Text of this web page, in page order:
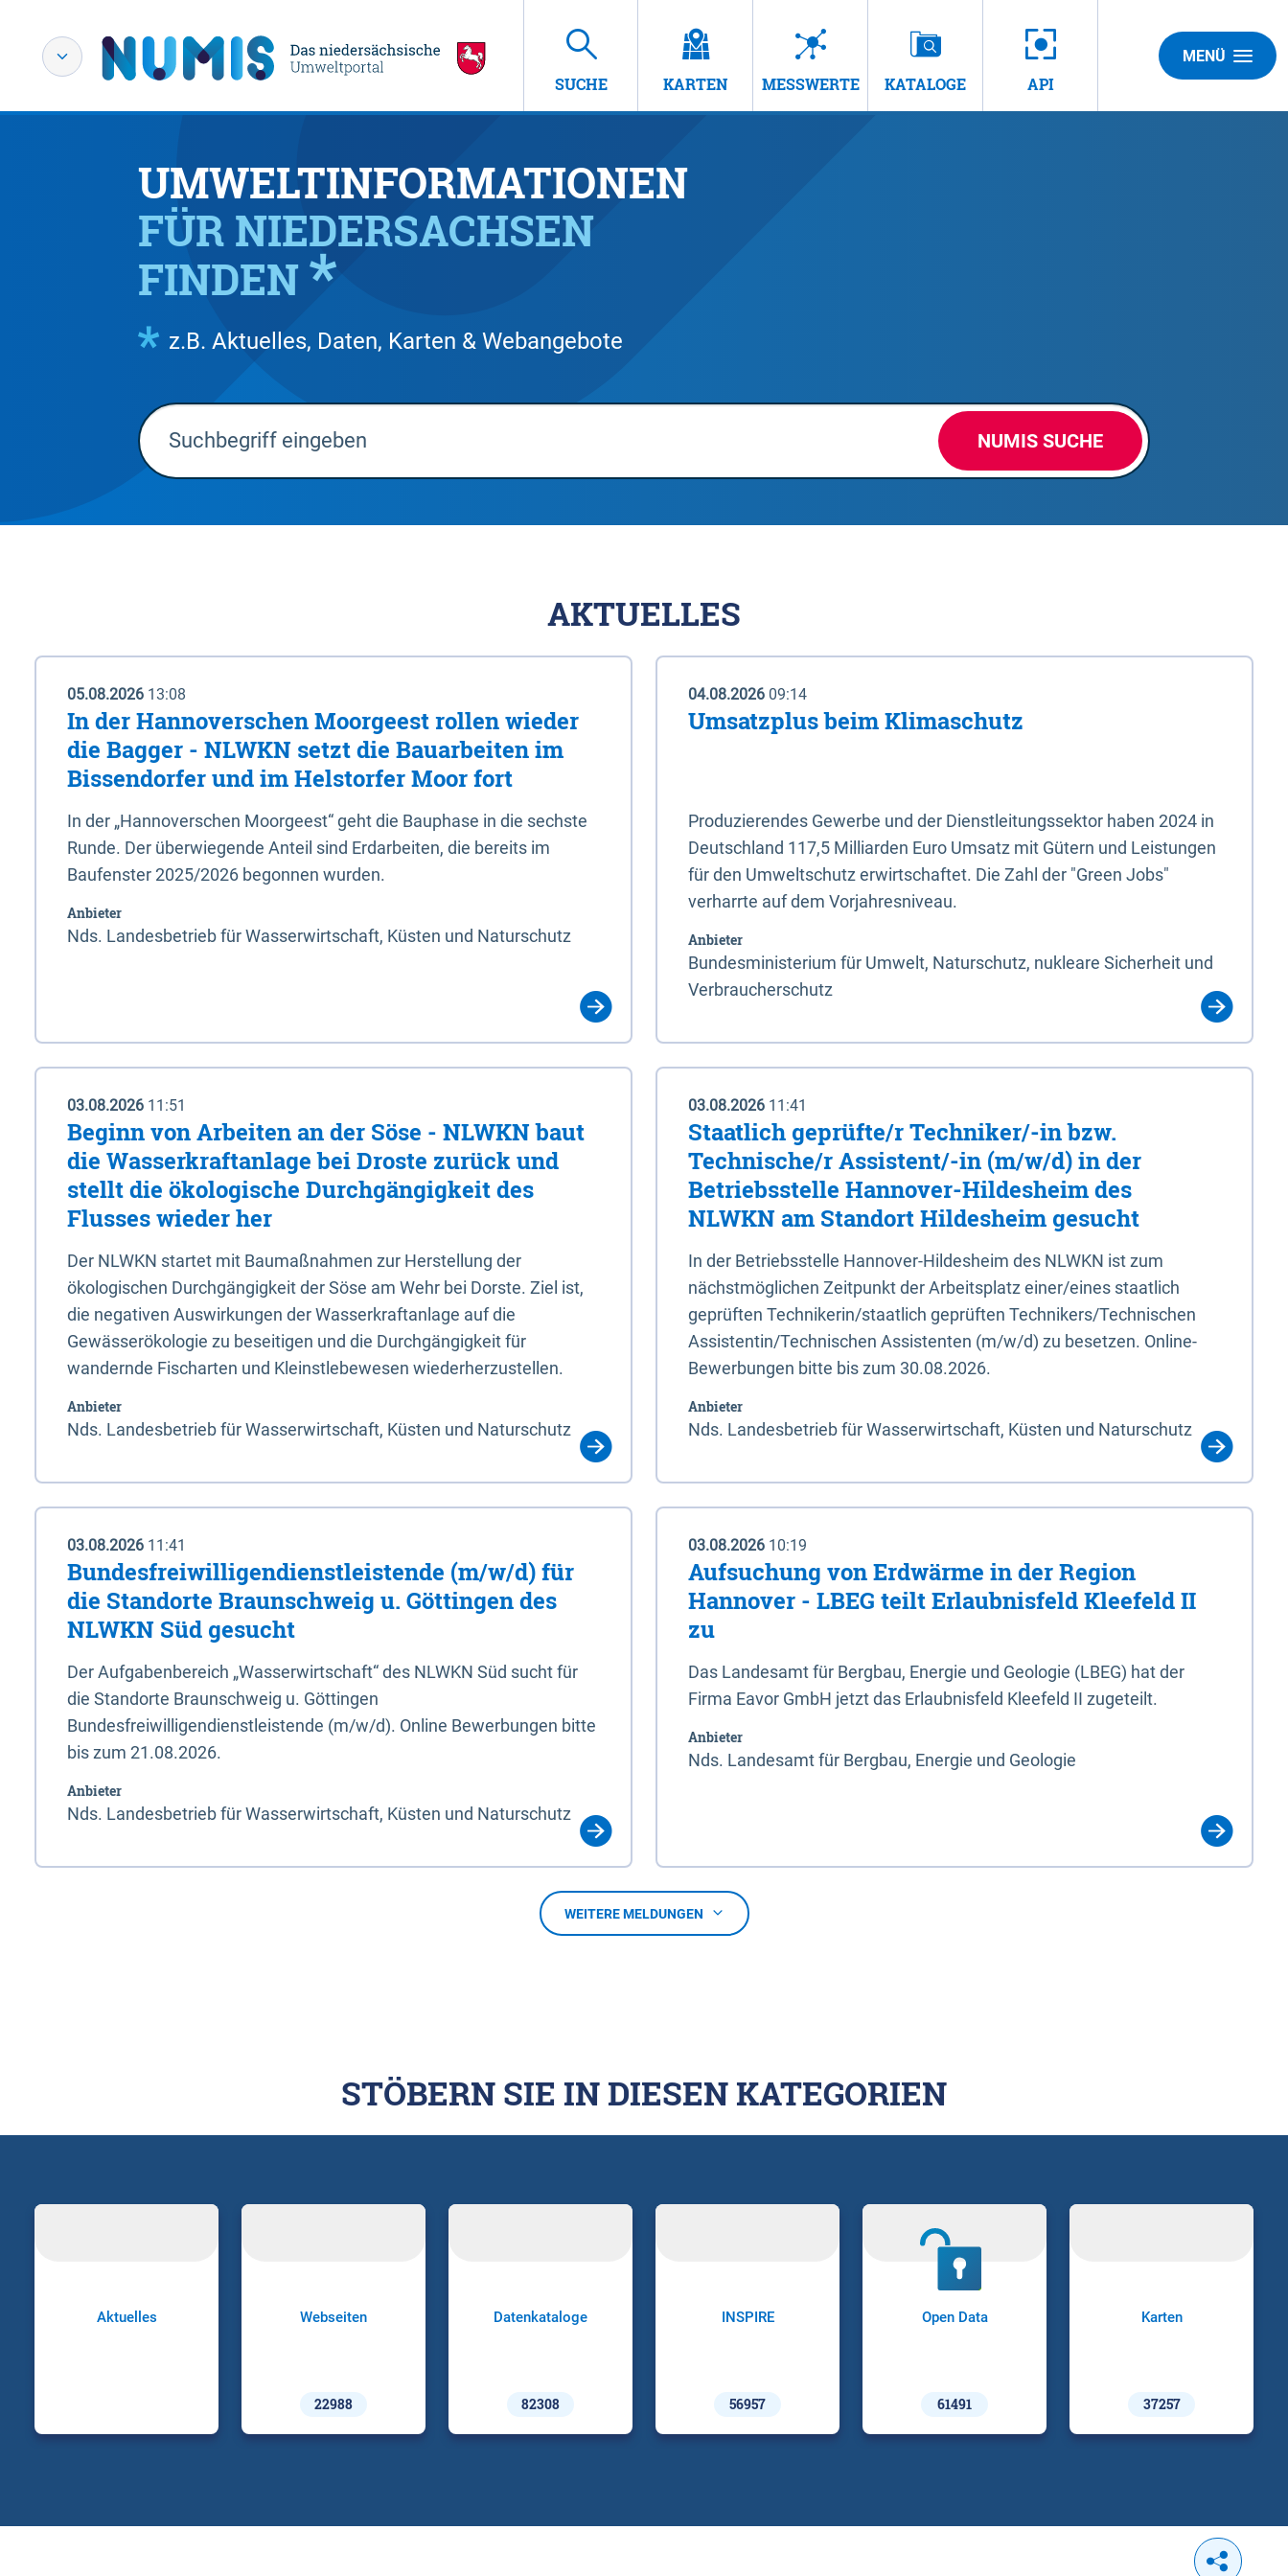
SUCHE KARTEN MESSWERTE KATALOGE API
MENÜ
UMWELTINFORMATIONEN
FÜR NIEDERSACHSEN
FINDEN
z.B. Aktuelles, Daten, Karten & Webangebote
NUMIS SUCHE
AKTUELLES
05.08.2026 13:08
In der Hannoverschen Moorgeest rollen wieder
die Bagger - NLWKN setzt die Bauarbeiten im
Bissendorfer und im Helstorfer Moor fort
In der „Hannoverschen Moorgeest“ geht die Bauphase in die sechste
Runde. Der überwiegende Anteil sind Erdarbeiten, die bereits im
Baufenster 2025/2026 begonnen wurden.
Anbieter
Nds. Landesbetrieb für Wasserwirtschaft, Küsten und Naturschutz
04.08.2026 09:14
Umsatzplus beim Klimaschutz
Produzierendes Gewerbe und der Dienstleitungssektor haben 2024 in
Deutschland 117,5 Milliarden Euro Umsatz mit Gütern und Leistungen
für den Umweltschutz erwirtschaftet. Die Zahl der "Green Jobs"
verharrte auf dem Vorjahresniveau.
Anbieter
Bundesministerium für Umwelt, Naturschutz, nukleare Sicherheit und
Verbraucherschutz
03.08.2026 11:51
Beginn von Arbeiten an der Söse - NLWKN baut
die Wasserkraftanlage bei Droste zurück und
stellt die ökologische Durchgängigkeit des
Flusses wieder her
Der NLWKN startet mit Baumaßnahmen zur Herstellung der
ökologischen Durchgängigkeit der Söse am Wehr bei Dorste. Ziel ist,
die negativen Auswirkungen der Wasserkraftanlage auf die
Gewässerökologie zu beseitigen und die Durchgängigkeit für
wandernde Fischarten und Kleinstlebewesen wiederherzustellen.
Anbieter
Nds. Landesbetrieb für Wasserwirtschaft, Küsten und Naturschutz
03.08.2026 11:41
Staatlich geprüfte/r Techniker/-in bzw.
Technische/r Assistent/-in (m/w/d) in der
Betriebsstelle Hannover-Hildesheim des
NLWKN am Standort Hildesheim gesucht
In der Betriebsstelle Hannover-Hildesheim des NLWKN ist zum
nächstmöglichen Zeitpunkt der Arbeitsplatz einer/eines staatlich
geprüften Technikerin/staatlich geprüften Technikers/Technischen
Assistentin/Technischen Assistenten (m/w/d) zu besetzen. Online-
Bewerbungen bitte bis zum 30.08.2026.
Anbieter
Nds. Landesbetrieb für Wasserwirtschaft, Küsten und Naturschutz
03.08.2026 11:41
Bundesfreiwilligendienstleistende (m/w/d) für
die Standorte Braunschweig u. Göttingen des
NLWKN Süd gesucht
Der Aufgabenbereich „Wasserwirtschaft“ des NLWKN Süd sucht für
die Standorte Braunschweig u. Göttingen
Bundesfreiwilligendienstleistende (m/w/d). Online Bewerbungen bitte
bis zum 21.08.2026.
Anbieter
Nds. Landesbetrieb für Wasserwirtschaft, Küsten und Naturschutz
03.08.2026 10:19
Aufsuchung von Erdwärme in der Region
Hannover - LBEG teilt Erlaubnisfeld Kleefeld II
zu
Das Landesamt für Bergbau, Energie und Geologie (LBEG) hat der
Firma Eavor GmbH jetzt das Erlaubnisfeld Kleefeld II zugeteilt.
Anbieter
Nds. Landesamt für Bergbau, Energie und Geologie
WEITERE MELDUNGEN
STÖBERN SIE IN DIESEN KATEGORIEN
Aktuelles Webseiten
22988
Datenkataloge
82308
INSPIRE
56957
Open Data
61491
Karten
37257